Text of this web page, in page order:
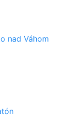
nad Váhom